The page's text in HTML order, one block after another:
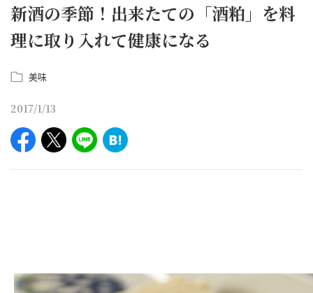
新酒の季節！出来たての「酒粕」を料
理に取り入れて健康になる
美味
2017/1/13